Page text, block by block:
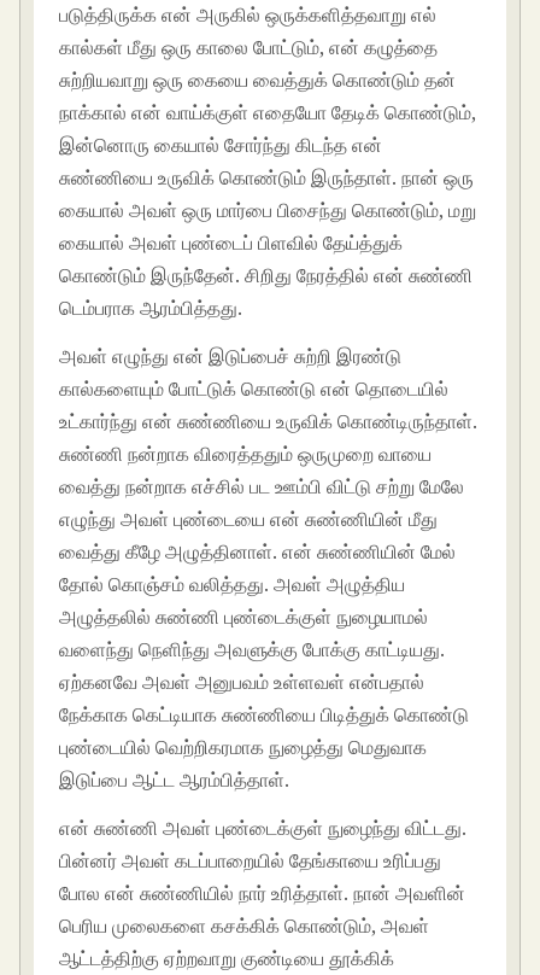
படுத்திருக்க என் அருகில் ஒருக்களித்தவாறு எல்
கால்கள் மீது ஒரு காலை போட்டும், என் கழுத்தை
சுற்றியவாறு ஒரு கையை வைத்துக் கொண்டும் தன்
நாக்கால் என் வாய்க்குள் எதையோ தேடிக் கொண்டும்,
இன்னொரு கையால் சோர்ந்து கிடந்த என்
சுண்ணியை உருவிக் கொண்டும் இருந்தாள். நான் ஒரு
கையால் அவள் ஒரு மார்பை பிசைந்து கொண்டும், மறு
கையால் அவள் புண்டைப் பிளவில் தேய்த்துக்
கொண்டும் இருந்தேன். சிறிது நேரத்தில் என் சுண்ணி
டெம்பராக ஆரம்பித்தது.
அவள் எழுந்து என் இடுப்பைச் சுற்றி இரண்டு
கால்களையும் போட்டுக் கொண்டு என் தொடையில்
உட்கார்ந்து என் சுண்ணியை உருவிக் கொண்டிருந்தாள்.
சுண்ணி நன்றாக விரைத்ததும் ஒருமுறை வாயை
வைத்து நன்றாக எச்சில் பட ஊம்பி விட்டு சற்று மேலே
எழுந்து அவள் புண்டையை என் சுண்ணியின் மீது
வைத்து கீழே அழுத்தினாள். என் சுண்ணியின் மேல்
தோல் கொஞ்சம் வலித்தது. அவள் அழுத்திய
அழுத்தலில் சுண்ணி புண்டைக்குள் நுழையாமல்
வளைந்து நெளிந்து அவளுக்கு போக்கு காட்டியது.
ஏற்கனவே அவள் அனுபவம் உள்ளவள் என்பதால்
நேக்காக கெட்டியாக சுண்ணியை பிடித்துக் கொண்டு
புண்டையில் வெற்றிகரமாக நுழைத்து மெதுவாக
இடுப்பை ஆட்ட ஆரம்பித்தாள்.
என் சுண்ணி அவள் புண்டைக்குள் நுழைந்து விட்டது.
பின்னர் அவள் கடப்பாறையில் தேங்காயை உரிப்பது
போல என் சுண்ணியில் நார் உரித்தாள். நான் அவளின்
பெரிய முலைகளை கசக்கிக் கொண்டும், அவள்
ஆட்டத்திற்கு ஏற்றவாறு குண்டியை தூக்கிக்